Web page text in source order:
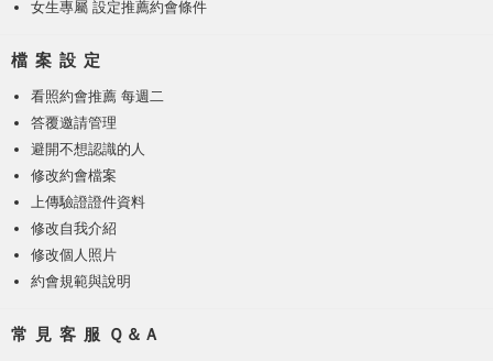
女生專屬 設定推薦約會條件
檔 案 設 定
看照約會推薦 每週二
答覆邀請管理
避開不想認識的人
修改約會檔案
上傳驗證證件資料
修改自我介紹
修改個人照片
約會規範與說明
常 見 客 服 Ｑ＆Ａ